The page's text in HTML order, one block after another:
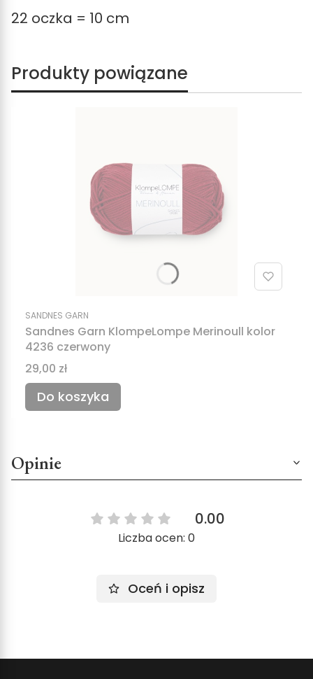
22 oczka = 10 cm
Produkty powiązane
SANDNES GARN
Sandnes Garn KlompeLompe Merinoull kolor
4236 czerwony
Cena
29,00 zł
Do koszyka
Opinie
0.00
Liczba ocen: 0
Oceń i opisz